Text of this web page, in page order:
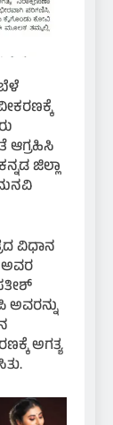
ಆಗ್ರಹಿಸಿ
ಜಿಲ್ಲಾ
ಮನವಿ
ವಿಧಾನ
ಅವರ
ಅವರನ್ನು
ಅಗತ್ಯ